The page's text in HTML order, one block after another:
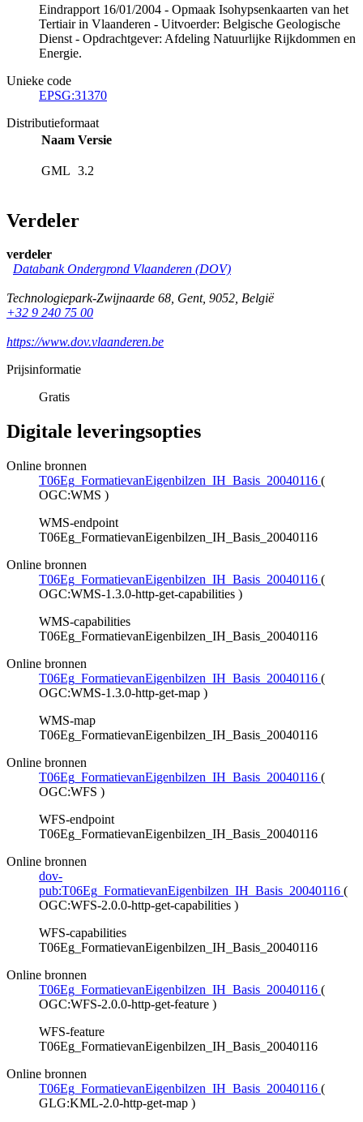
Eindrapport 16/01/2004 - Opmaak Isohypsenkaarten van het
Tertiair in Vlaanderen - Uitvoerder: Belgische Geologische
Dienst - Opdrachtgever: Afdeling Natuurlijke Rijkdommen en
Energie.
Unieke code
EPSG:31370
Distributieformaat
Naam Versie
GML 3.2
Verdeler
verdeler
Databank Ondergrond Vlaanderen (DOV)
Technologiepark-Zwijnaarde 68, Gent, 9052, België
+32 9 240 75 00
https://www.dov.vlaanderen.be
Prijsinformatie
Gratis
Digitale leveringsopties
Online bronnen
T06Eg_FormatievanEigenbilzen_IH_Basis_20040116 (
OGC:WMS )
WMS-endpoint
T06Eg_FormatievanEigenbilzen_IH_Basis_20040116
Online bronnen
T06Eg_FormatievanEigenbilzen_IH_Basis_20040116 (
OGC:WMS-1.3.0-http-get-capabilities )
WMS-capabilities
T06Eg_FormatievanEigenbilzen_IH_Basis_20040116
Online bronnen
T06Eg_FormatievanEigenbilzen_IH_Basis_20040116 (
OGC:WMS-1.3.0-http-get-map )
WMS-map
T06Eg_FormatievanEigenbilzen_IH_Basis_20040116
Online bronnen
T06Eg_FormatievanEigenbilzen_IH_Basis_20040116 (
OGC:WFS )
WFS-endpoint
T06Eg_FormatievanEigenbilzen_IH_Basis_20040116
Online bronnen
dov-
pub:T06Eg_FormatievanEigenbilzen_IH_Basis_20040116 (
OGC:WFS-2.0.0-http-get-capabilities )
WFS-capabilities
T06Eg_FormatievanEigenbilzen_IH_Basis_20040116
Online bronnen
T06Eg_FormatievanEigenbilzen_IH_Basis_20040116 (
OGC:WFS-2.0.0-http-get-feature )
WFS-feature
T06Eg_FormatievanEigenbilzen_IH_Basis_20040116
Online bronnen
T06Eg_FormatievanEigenbilzen_IH_Basis_20040116 (
GLG:KML-2.0-http-get-map )